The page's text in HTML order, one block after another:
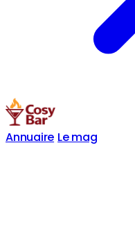
Annuaire Le mag